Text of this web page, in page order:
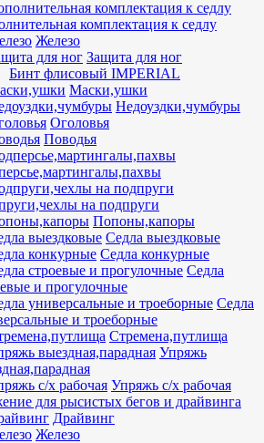
комплектация к седлу
Железо
Защита для ног
Бинт флисовый IMPERIAL
Маски,ушки
Недоуздки,чумбуры
Оголовья
Поводья
на подпруги
Попоны,капоры
Седла выездковые
Седла конкурные
Седла
и прогулочные
Седла
и троеборные
Стремена,путлища
Упряжь
Упряжь с/х рабочая
для рысистых бегов и драйвинга
Драйвинг
Железо